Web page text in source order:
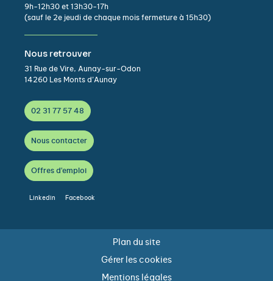
9h-12h30 et 13h30-17h
(sauf le 2e jeudi de chaque mois fermeture à 15h30)
Nous retrouver
31 Rue de Vire, Aunay-sur-Odon
14260 Les Monts d’Aunay
02 31 77 57 48
Nous contacter
Offres d'emploi
Linkedin Facebook
Plan du site
Gérer les cookies
Mentions légales